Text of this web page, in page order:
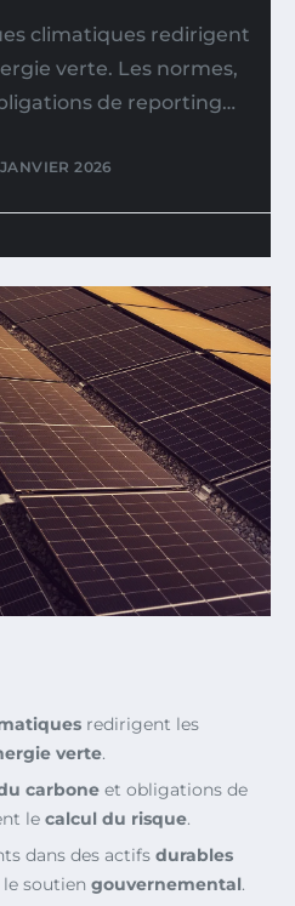
climatiques redirigent
verte. Les normes,
de reporting…
2026
redirigent les
verte.
carbone et obligations de
le calcul du risque.
dans des actifs durables
soutien gouvernemental.